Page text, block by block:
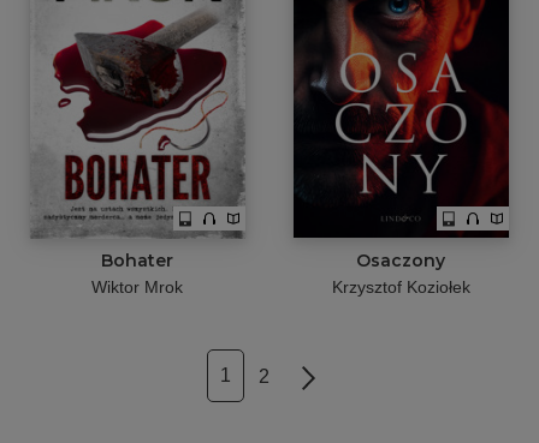
Bohater
Wiktor Mrok
Osaczony
Krzysztof Koziołek
1 2 Next